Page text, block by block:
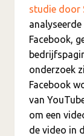
studie door
Facebook,
onderzoek
Facebook
van
om een
de video in